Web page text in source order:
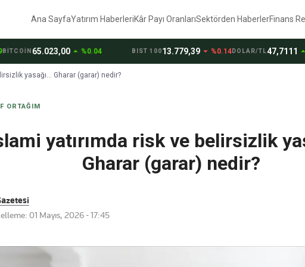
Ana SayfaYatırım HaberleriKâr Payı OranlarıSektörden HaberlerFinans
65.023,00arrow_drop_up%0.04 BIST 10013.779,39arrow_drop_down%0.14DOLAR/TL47,7111arrow_drop_up%0.18
yasağı... Gharar (garar) nedir?
ORTAĞIM
yatırımda risk ve belirsizlik
Gharar (garar) nedir?
01 Mayıs, 2026 - 17:45